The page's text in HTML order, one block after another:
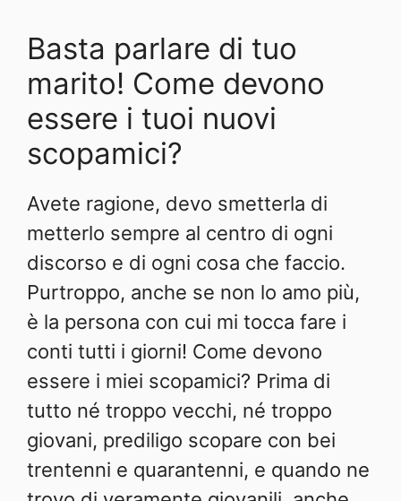
Basta parlare di tuo
marito! Come devono
essere i tuoi nuovi
scopamici?
Avete ragione, devo smetterla di
metterlo sempre al centro di ogni
discorso e di ogni cosa che faccio.
Purtroppo, anche se non lo amo più,
è la persona con cui mi tocca fare i
conti tutti i giorni! Come devono
essere i miei scopamici? Prima di
tutto né troppo vecchi, né troppo
giovani, prediligo scopare con bei
trentenni e quarantenni, e quando ne